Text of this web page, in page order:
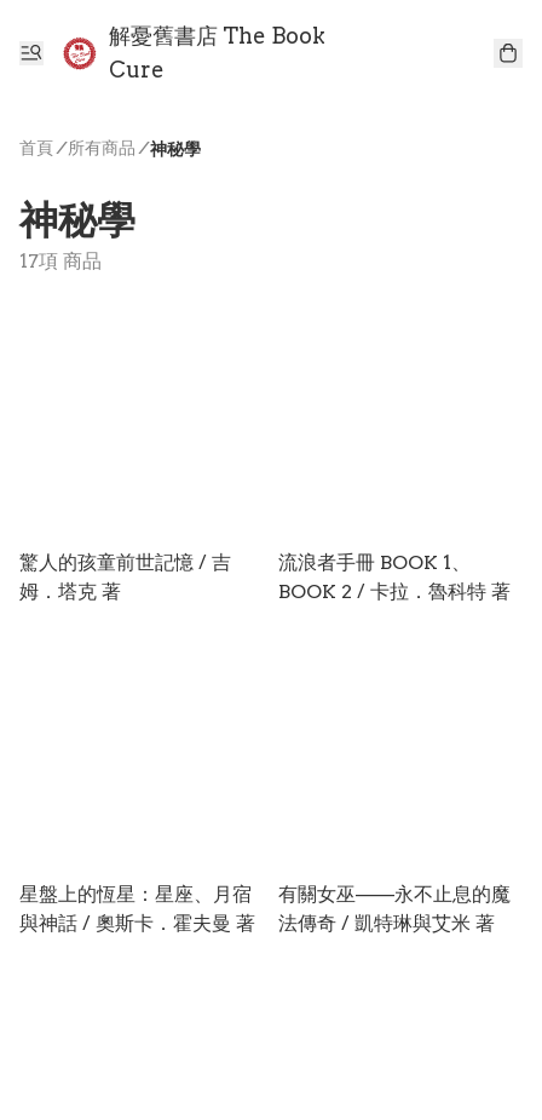
解憂舊書店 The Book
Cure
首頁/ 所有商品 /神秘學
神秘學
17項 商品
驚人的孩童前世記憶 / 吉
姆．塔克 著
流浪者手冊 BOOK 1、
BOOK 2 / 卡拉．魯科特 著
星盤上的恆星：星座、月宿
與神話 / 奧斯卡．霍夫曼 著
有關女巫——永不止息的魔
法傳奇 / 凱特琳與艾米 著